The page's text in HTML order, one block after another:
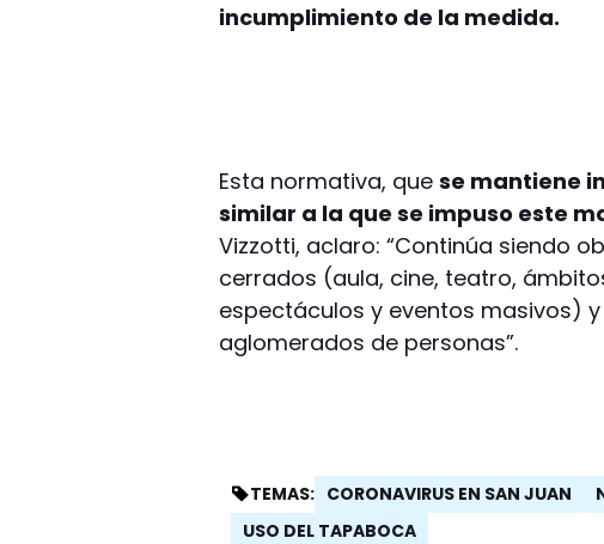
incumplimiento de la medida.
Esta normativa, quese mantiene
similar a la que se impuso este
Vizzotti, aclaro: “Continúa siendo
cerrados (aula, cine, teatro,
espectáculos y eventos masivos)
aglomerados de personas”.
TEMAS: CORONAVIRUS EN SAN JUAN
USO DEL TAPABOCA